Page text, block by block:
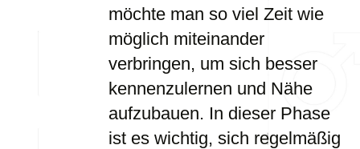
möchte man so viel Zeit wie
möglich miteinander
verbringen, um sich besser
kennenzulernen und Nähe
aufzubauen. In dieser Phase
ist es wichtig, sich regelmäßig